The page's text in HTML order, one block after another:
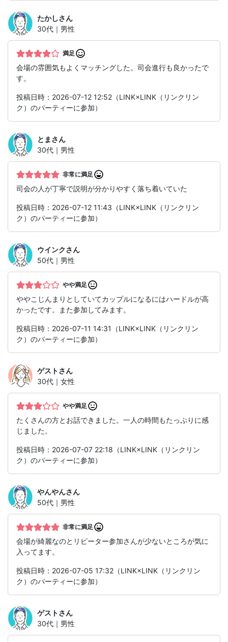
たかしさん
30代｜男性
満足
会場の雰囲気もよくマッチングした。司会進行も良かったで
す。
投稿日時：2026-07-12 12:52（LINK×LINK（リンクリン
ク）のパーティーに参加）
とま さん
30代｜男性
非常に満足
司会の人が丁寧で説明が分かりやすく落ち着いていた
投稿日時：2026-07-12 11:43（LINK×LINK（リンクリン
ク）のパーティーに参加）
ウインクさん
50代｜男性
やや満足
ややこじんまりとしていてカップルになるにはハードルが高
かったです。また参加してみます。
投稿日時：2026-07-11 14:31（LINK×LINK（リンクリン
ク）のパーティーに参加）
ゲストさん
30代｜女性
やや満足
たくさんの方とお話できました。一人の時間もたっぷりに感
じました。
投稿日時：2026-07-07 22:18（LINK×LINK（リンクリン
ク）のパーティーに参加）
やんやんさん
50代｜男性
非常に満足
会場が綺麗なのとリピーター参加さんが少ないところが気に
入ってます。
投稿日時：2026-07-05 17:32（LINK×LINK（リンクリン
ク）のパーティーに参加）
ゲストさん
30代｜男性